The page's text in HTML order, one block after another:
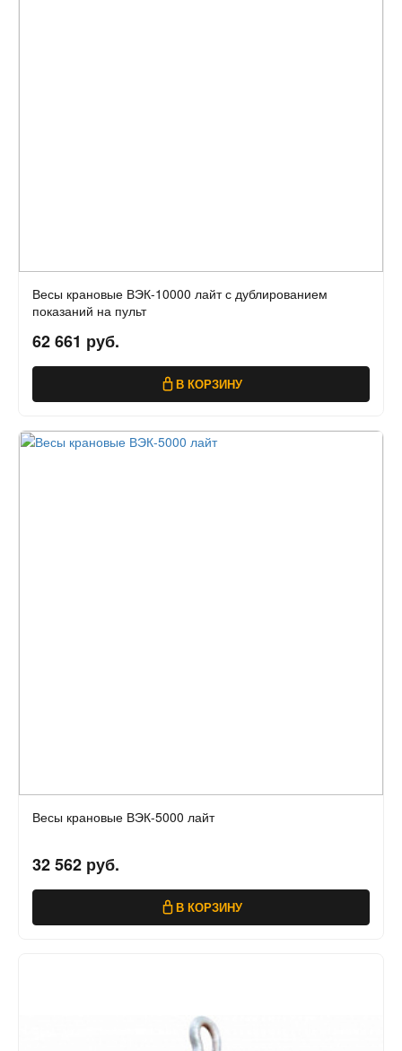
Весы крановые ВЭК-10000 лайт с дублированием
показаний на пульт
62 661 руб.
В КОРЗИНУ
Весы крановые ВЭК-5000 лайт
32 562 руб.
В КОРЗИНУ